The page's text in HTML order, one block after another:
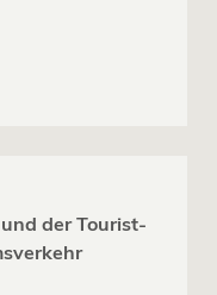
der Tourist-